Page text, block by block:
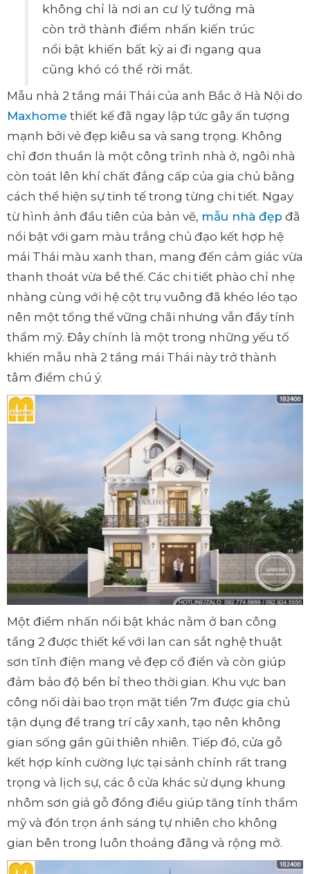
không chỉ là nơi an cư lý tưởng mà
còn trở thành điểm nhấn kiến trúc
nổi bật khiến bất kỳ ai đi ngang qua
cũng khó có thể rời mắt.
Mẫu nhà 2 tầng mái Thái của anh Bắc ở Hà Nội do
Maxhome thiết kế đã ngay lập tức gây ấn tượng
mạnh bởi vẻ đẹp kiêu sa và sang trọng. Không
chỉ đơn thuần là một công trình nhà ở, ngôi nhà
còn toát lên khí chất đẳng cấp của gia chủ bằng
cách thể hiện sự tinh tế trong từng chi tiết. Ngay
từ hình ảnh đầu tiên của bản vẽ, mẫu nhà đẹp đã
nổi bật với gam màu trắng chủ đạo kết hợp hệ
mái Thái màu xanh than, mang đến cảm giác vừa
thanh thoát vừa bề thế. Các chi tiết phào chỉ nhẹ
nhàng cùng với hệ cột trụ vuông đã khéo léo tạo
nên một tổng thể vững chãi nhưng vẫn đầy tính
thẩm mỹ. Đây chính là một trong những yếu tố
khiến mẫu nhà 2 tầng mái Thái này trở thành
tâm điểm chú ý.
Một điểm nhấn nổi bật khác nằm ở ban công
tầng 2 được thiết kế với lan can sắt nghệ thuật
sơn tĩnh điện mang vẻ đẹp cổ điển và còn giúp
đảm bảo độ bền bỉ theo thời gian. Khu vực ban
công nối dài bao trọn mặt tiền 7m được gia chủ
tận dụng để trang trí cây xanh, tạo nên không
gian sống gần gũi thiên nhiên. Tiếp đó, cửa gỗ
kết hợp kính cường lực tại sảnh chính rất trang
trọng và lịch sự, các ô cửa khác sử dụng khung
nhôm sơn giả gỗ đồng điều giúp tăng tính thẩm
mỹ và đón trọn ánh sáng tự nhiên cho không
gian bên trong luôn thoáng đãng và rộng mở.